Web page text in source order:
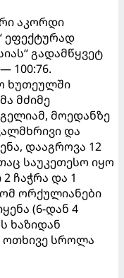
აკორდი
ეფექტურად
გადამწყვეტ
100:76.
ხუთეულში
მძიმე
მოედანზე
და
დააგროვა 12
საუკეთესო იყო
ჩაჭრა და 1
ორქულიანები
(6-დან 4
ხაზიდან
ოთხივე სროლა